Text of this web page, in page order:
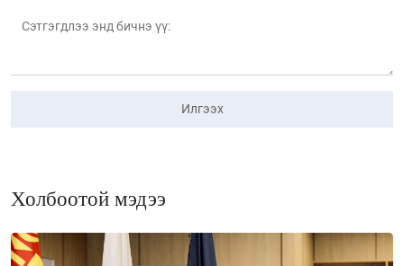
Илгээх
Холбоотой мэдээ